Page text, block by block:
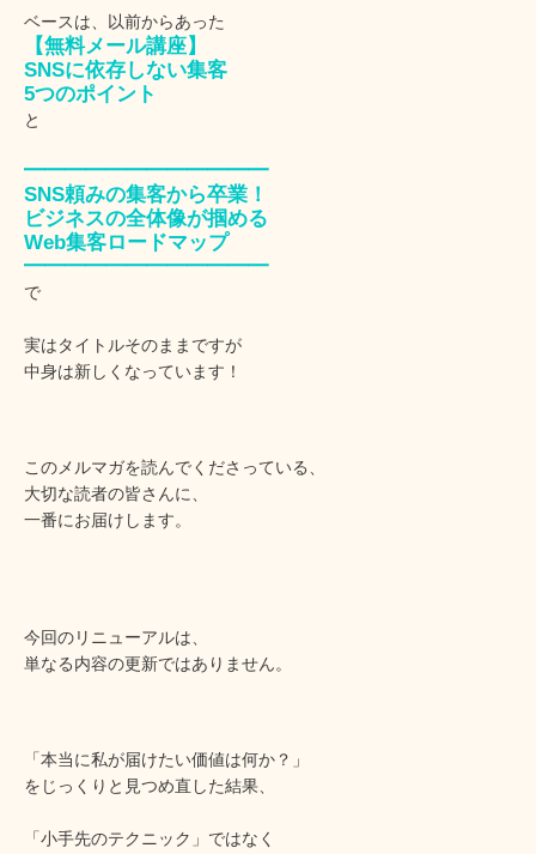
ベースは、以前からあった
【無料メール講座】
SNSに依存しない集客
5つのポイント
と
━━━━━━━━━━━━
SNS頼みの集客から卒業！
ビジネスの全体像が掴める
Web集客ロードマップ
━━━━━━━━━━━━
で
実はタイトルそのままですが
中身は新しくなっています！
このメルマガを読んでくださっている、
大切な読者の皆さんに、
一番にお届けします。
今回のリニューアルは、
単なる内容の更新ではありません。
「本当に私が届けたい価値は何か？」
をじっくりと見つめ直した結果、
「小手先のテクニック」ではなく